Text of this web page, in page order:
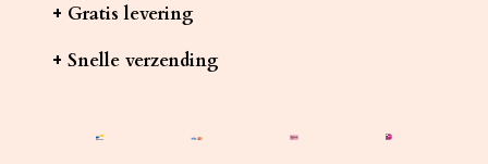
+ Gratis levering
+ Snelle verzending